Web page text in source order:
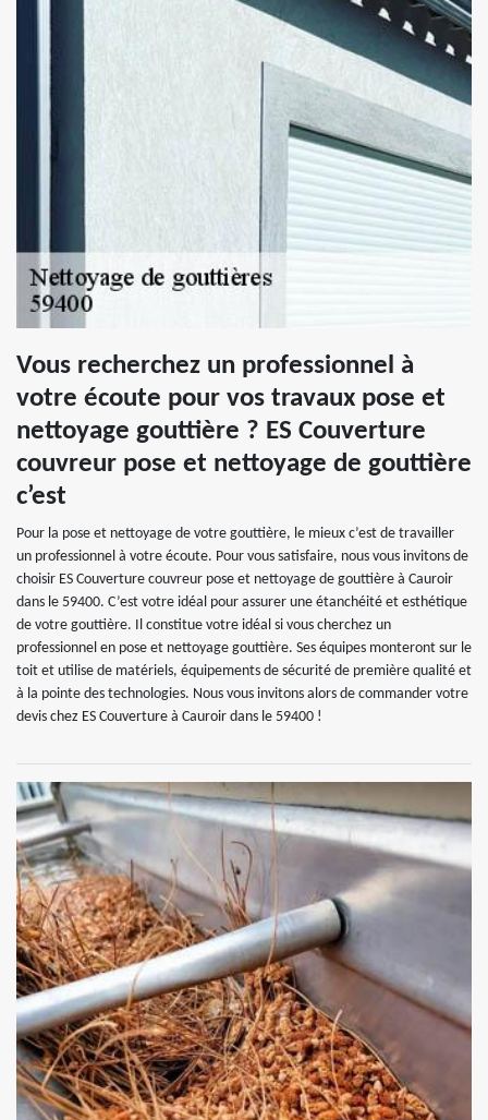
Vous recherchez un professionnel à
votre écoute pour vos travaux pose et
nettoyage gouttière ? ES Couverture
couvreur pose et nettoyage de gouttière
c’est
Pour la pose et nettoyage de votre gouttière, le mieux c’est de travailler
un professionnel à votre écoute. Pour vous satisfaire, nous vous invitons de
choisir ES Couverture couvreur pose et nettoyage de gouttière à Cauroir
dans le 59400. C’est votre idéal pour assurer une étanchéité et esthétique
de votre gouttière. Il constitue votre idéal si vous cherchez un
professionnel en pose et nettoyage gouttière. Ses équipes monteront sur le
toit et utilise de matériels, équipements de sécurité de première qualité et
à la pointe des technologies. Nous vous invitons alors de commander votre
devis chez ES Couverture à Cauroir dans le 59400 !